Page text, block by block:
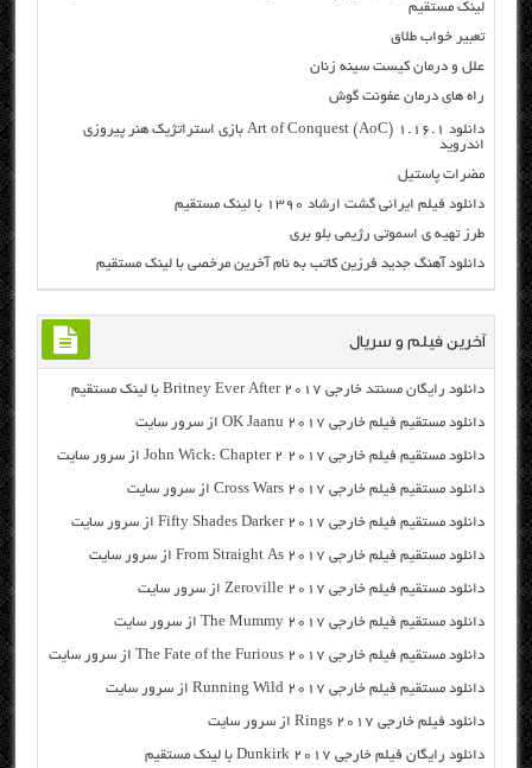
لینک مستقیم
تعبیر خواب طلاق
علل و درمان كيست سينه زنان
راه های درمان عفونت گوش
دانلود Art of Conquest (AoC) 1.16.1 بازی استراتژیک هنر پیروزی
اندروید
مضرات پاستیل
دانلود فیلم ایرانی گشت ارشاد ۱۳۹۰ با لینک مستقیم
طرز تهیه ی اسموتی رژیمی بلو بری
دانلود آهنگ جدید فرزین کاتب به نام آخرین مرخصی با لینک مستقیم
آخرین فیلم و سریال
دانلود رایگان مسنتد خارجی Britney Ever After 2017 با لینک مستقیم
دانلود مستقیم فیلم خارجی OK Jaanu 2017 از سرور سایت
دانلود مستقیم فیلم خارجی John Wick: Chapter 2 2017 از سرور سایت
دانلود مستقیم فیلم خارجی Cross Wars 2017 از سرور سایت
دانلود مستقیم فیلم خارجی Fifty Shades Darker 2017 از سرور سایت
دانلود مستقیم فیلم خارجی From Straight As 2017 از سرور سایت
دانلود مستقیم فیلم خارجی Zeroville 2017 از سرور سایت
دانلود مستقیم فیلم خارجی The Mummy 2017 از سرور سایت
دانلود مستقیم فیلم خارجی The Fate of the Furious 2017 از سرور سایت
دانلود مستقیم فیلم خارجی Running Wild 2017 از سرور سایت
دانلود فیلم خارجی Rings 2017 از سرور سایت
دانلود رایگان فیلم خارجی Dunkirk 2017 با لینک مستقیم